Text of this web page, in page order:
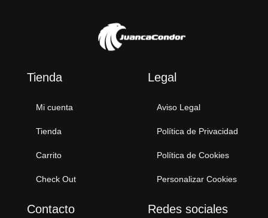
Tienda
Mi cuenta
Tienda
Carrito
Check Out
Legal
Aviso Legal
Política de Privacidad
Política de Cookies
Personalizar Cookies
Contacto Redes sociales